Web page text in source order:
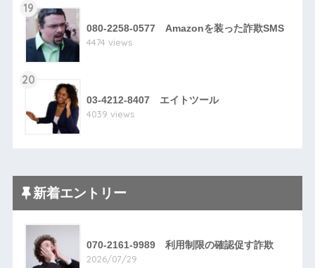
19
080-2258-0577 Amazonを装った詐欺SMS
4474 views
20
03-4212-8407 エイトツール
4039 views
新着エントリー
070-2161-9989 利用制限の確認促す詐欺
2026/07/29